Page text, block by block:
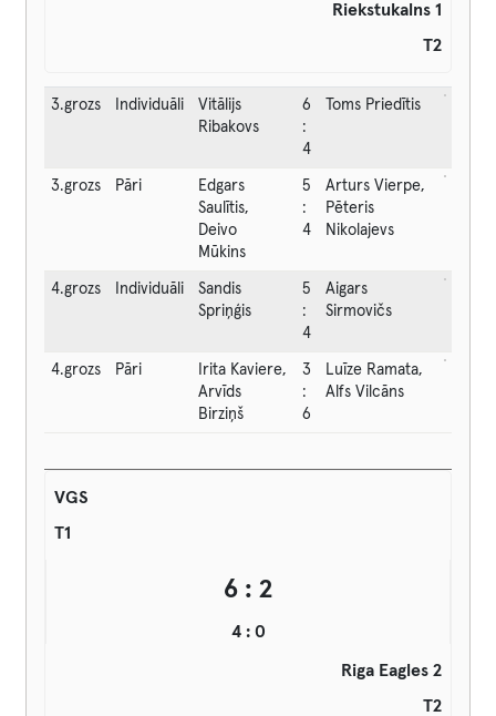
Riekstukalns 1
T2
3.grozs Individuāli
Vitālijs
Ribakovs
6
:
4
Toms Priedītis
3.grozs Pāri
Edgars
Saulītis,
Deivo
Mūkins
5
:
4
Arturs Vierpe,
Pēteris
Nikolajevs
4.grozs Individuāli
Sandis
Spriņģis
5
:
4
Aigars
Sirmovičs
4.grozs Pāri
Irita Kaviere,
Arvīds
Birziņš
3
:
6
Luīze Ramata,
Alfs Vilcāns
VGS
T1
6 : 2
4 : 0
Riga Eagles 2
T2